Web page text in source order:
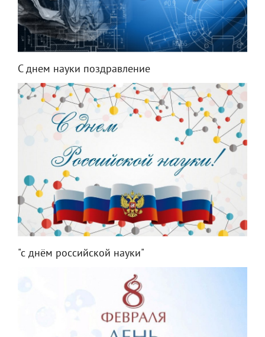
С днем науки поздравление
"с днём российской науки"